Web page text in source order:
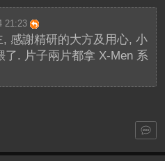
21:23
感謝精研的大方及用心, 小
了. 片子兩片都拿 X-Men 系